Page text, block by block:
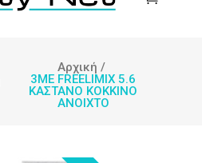
Αρχική /
3ME FREELIMIX 5.6
ΚΑΣΤΑΝΟ ΚΟΚΚΙΝΟ
ΑΝΟΙΧΤΟ